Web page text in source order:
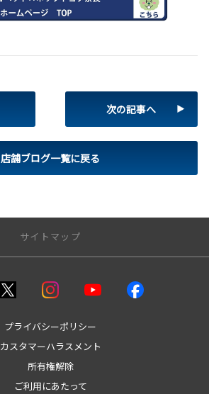
店舗ブログ一覧に戻る
次の記事へ
サイトマップ
プライバシーポリシー
カスタマーハラスメント
所有権解除
ご利用にあたって